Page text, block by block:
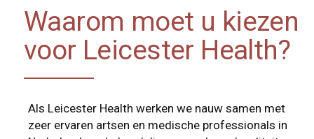
Waarom moet u kiezen
voor Leicester Health?
Als Leicester Health werken we nauw samen met
zeer ervaren artsen en medische professionals in